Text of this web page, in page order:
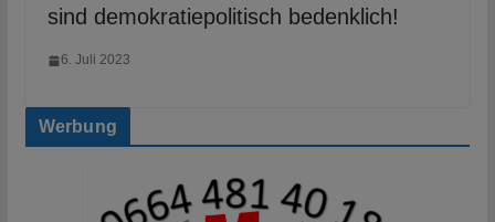
sind demokratiepolitisch bedenklich!
6. Juli 2023
Werbung